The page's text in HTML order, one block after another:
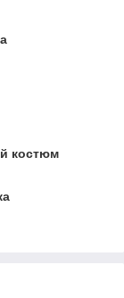
костюм